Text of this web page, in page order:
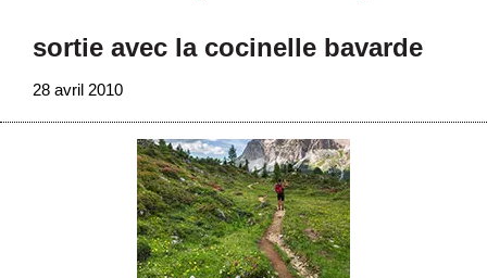
sortie avec la cocinelle bavarde
28 avril 2010